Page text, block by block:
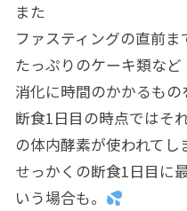
また
ファスティングの直前
たっぷりのケーキ類など
消化に時間のかかるもの
断食1日目の時点ではそ
の体内酵素が使われてし
せっかくの断食1日目に
いう場合も。